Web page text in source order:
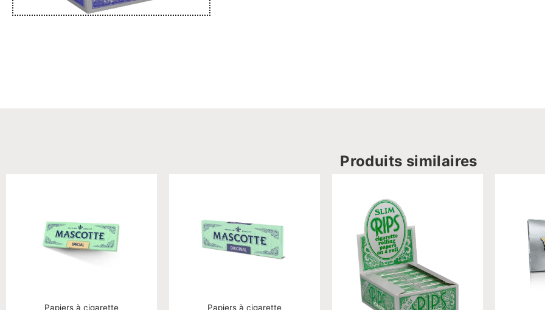
Produits similaires
Papiers à cigarette Papiers à cigarette